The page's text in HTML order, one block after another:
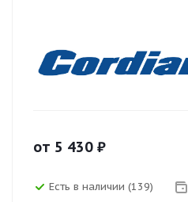
от 5 430 ₽
Есть в наличии (139)